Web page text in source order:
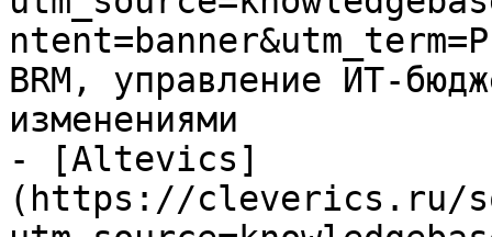
BRM, управление ИТ-
изменениями
- [Altevics]
(https://cleverics.ru/